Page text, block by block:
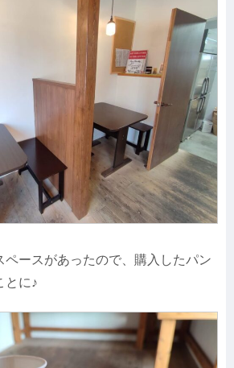
ペースがあったので、購入したパン
とに♪